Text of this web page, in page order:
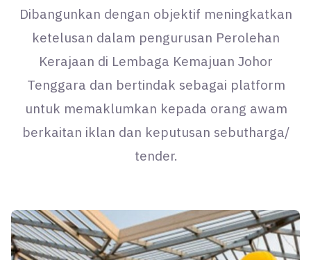
Dibangunkan dengan objektif meningkatkan
ketelusan dalam pengurusan Perolehan
Kerajaan di Lembaga Kemajuan Johor
Tenggara dan bertindak sebagai platform
untuk memaklumkan kepada orang awam
berkaitan iklan dan keputusan sebutharga/
tender.